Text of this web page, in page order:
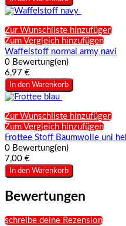
Zur Wunschliste hinzufügen
Zum Vergleich hinzufügen
Waffelstoff normal army navi
0 Bewertung(en)
6,97 €
In den Warenkorb
Zur Wunschliste hinzufügen
Zum Vergleich hinzufügen
Frottee Stoff Baumwolle uni
0 Bewertung(en)
7,00 €
In den Warenkorb
Bewertungen
schreibe deine Rezension